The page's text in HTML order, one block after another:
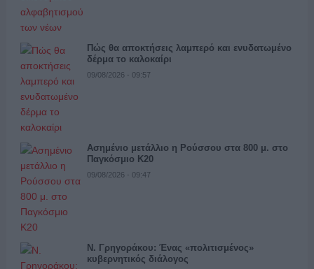
Πώς θα αποκτήσεις λαμπερό και ενυδατωμένο
δέρμα το καλοκαίρι
09/08/2026 - 09:57
Ασημένιο μετάλλιο η Ρούσσου στα 800 μ. στο
Παγκόσμιο Κ20
09/08/2026 - 09:47
Ν. Γρηγοράκου: Ένας «πολιτισμένος»
κυβερνητικός διάλογος